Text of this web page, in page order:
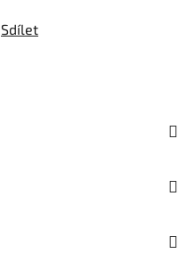
Sdílet